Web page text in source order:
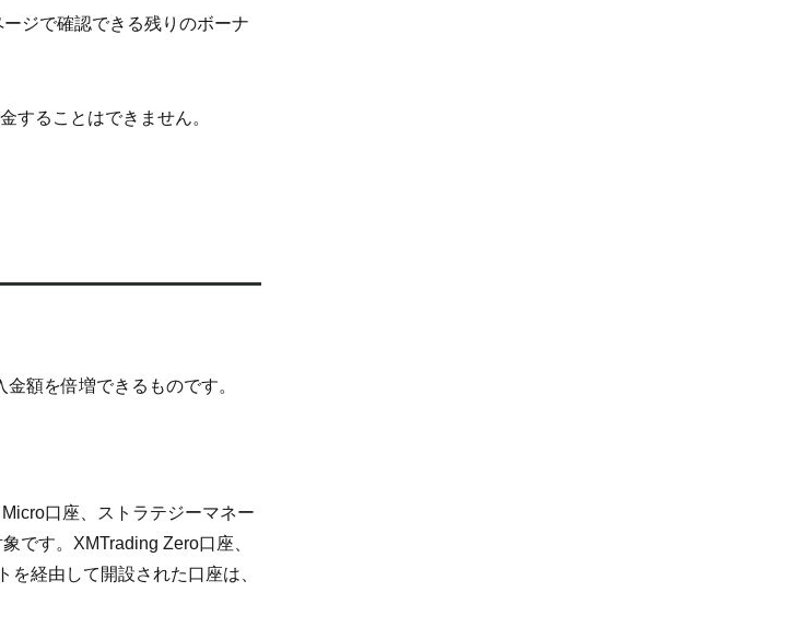
ジで確認できる残りのボーナ
することはできません。
額を倍増できるものです。
口座、ストラテジーマネー
です。XMTrading Zero口座、
経由して開設された口座は、